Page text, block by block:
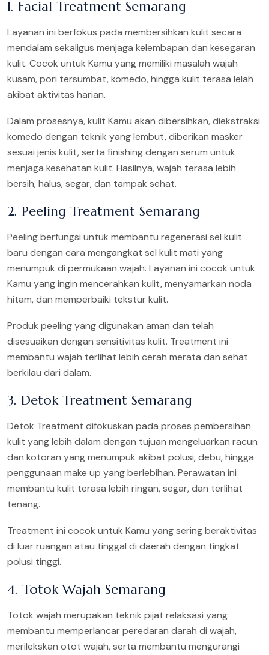
1. Facial Treatment Semarang
Layanan ini berfokus pada membersihkan kulit secara
mendalam sekaligus menjaga kelembapan dan kesegaran
kulit. Cocok untuk Kamu yang memiliki masalah wajah
kusam, pori tersumbat, komedo, hingga kulit terasa lelah
akibat aktivitas harian.
Dalam prosesnya, kulit Kamu akan dibersihkan, diekstraksi
komedo dengan teknik yang lembut, diberikan masker
sesuai jenis kulit, serta finishing dengan serum untuk
menjaga kesehatan kulit. Hasilnya, wajah terasa lebih
bersih, halus, segar, dan tampak sehat.
2. Peeling Treatment Semarang
Peeling berfungsi untuk membantu regenerasi sel kulit
baru dengan cara mengangkat sel kulit mati yang
menumpuk di permukaan wajah. Layanan ini cocok untuk
Kamu yang ingin mencerahkan kulit, menyamarkan noda
hitam, dan memperbaiki tekstur kulit.
Produk peeling yang digunakan aman dan telah
disesuaikan dengan sensitivitas kulit. Treatment ini
membantu wajah terlihat lebih cerah merata dan sehat
berkilau dari dalam.
3. Detok Treatment Semarang
Detok Treatment difokuskan pada proses pembersihan
kulit yang lebih dalam dengan tujuan mengeluarkan racun
dan kotoran yang menumpuk akibat polusi, debu, hingga
penggunaan make up yang berlebihan. Perawatan ini
membantu kulit terasa lebih ringan, segar, dan terlihat
tenang.
Treatment ini cocok untuk Kamu yang sering beraktivitas
di luar ruangan atau tinggal di daerah dengan tingkat
polusi tinggi.
4. Totok Wajah Semarang
Totok wajah merupakan teknik pijat relaksasi yang
membantu memperlancar peredaran darah di wajah,
merilekskan otot wajah, serta membantu mengurangi